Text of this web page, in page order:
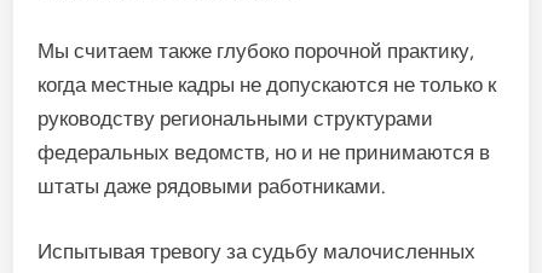
Мы считаем также глубоко порочной практику,
когда местные кадры не допускаются не только к
руководству региональными структурами
федеральных ведомств, но и не принимаются в
штаты даже рядовыми работниками.
Испытывая тревогу за судьбу малочисленных